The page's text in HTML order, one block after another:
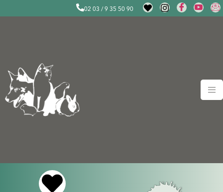
02 03 / 9 35 50 90